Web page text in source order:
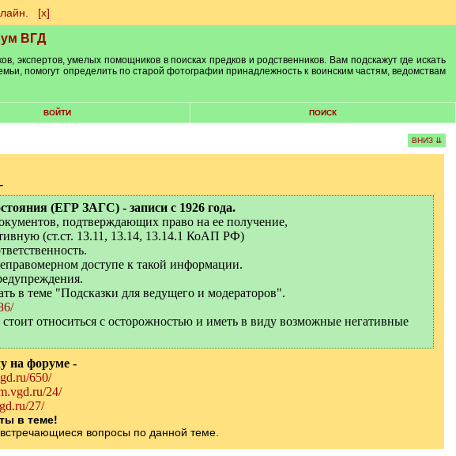
[х]
ВГД
экспертов, умелых помощников в поисках предков и родственников. Вам подскажут где искать
помогут определить по старой фотографии принадлежность к воинским частям, ведомствам
ВОЙТИ ПОИСК
ВНИЗ ⇊
(ЕГР ЗАГС) - записи с 1926 года.
подтверждающих право на ее получение,
(ст.ст. 13.11, 13.14, 13.14.1 КоАП РФ)
доступе к такой информации.
в теме "Подсказки для ведущего и модераторов".
относиться с осторожностью и иметь в виду возможные негативные
форуме -
650/
24/
27/
в теме!
вопросы по данной теме.